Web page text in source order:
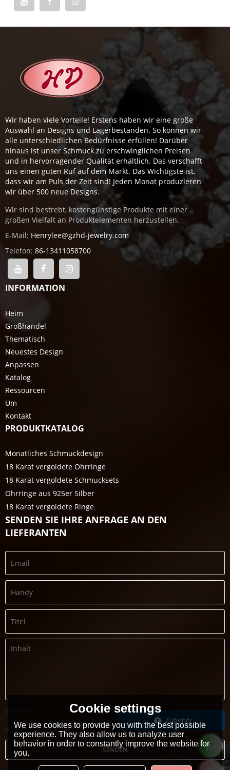
Wir haben viele Vorteile! Erstens haben wir eine große
Auswahl an Designs und Lagerbeständen. So können wir
alle unterschiedlichen Bedürfnisse erfüllen! Darüber
hinaus ist unser Schmuck zu erschwinglichen Preisen
und in hervorragender Qualität erhältlich. Das verschafft
uns einen guten Ruf auf dem Markt. Das Wichtigste ist,
dass wir am Puls der Zeit sind! Jeden Monat produzieren
wir über 500 neue Designs.
Wir sind bestrebt, kostengünstige Produkte mit einer
großen Vielfalt an Produktelementen herzustellen.
E-Mail: Henrylee@gzhd-jewelry.com
Telefon: 86-13411058700
INFORMATION
Heim
Großhandel
Thematisch
Neuestes Design
Anpassen
Katalog
Ressourcen
Um
Kontakt
PRODUKTKATALOG
Monatliches Schmuckdesign
18 Karat vergoldete Ohrringe
18 Karat vergoldete Schmucksets
Ohrringe aus 925er Silber
18 Karat vergoldete Ringe
SENDEN SIE IHRE ANFRAGE AN DEN
LIEFERANTEN
Unterstützt nur
.rar/.zip/.jpg/.png/.gif/.doc/.xls/.pdf,
maximal 20 MB
Zubehör
SENDEN
Cookie settings
We use cookies to provide you with the best possible
experience. They also allow us to analyze user
behavior in order to constantly improve the website for
you.